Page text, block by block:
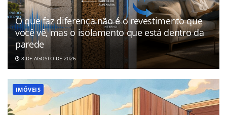
O que faz diferença não é o revestimento que
você vê, mas o isolamento que está dentro da
parede
8 DE AGOSTO DE 2026
IMÓVEIS